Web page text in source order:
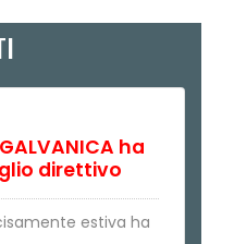
ha
direttivo
estiva ha